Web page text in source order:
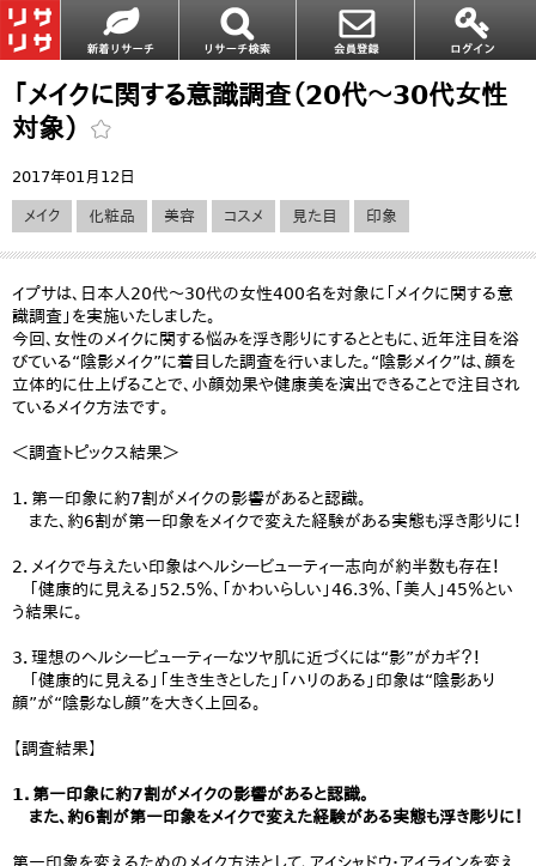
「メイクに関する意識調査（20代～30代女性
対象）
2017年01月12日
メイク 化粧品 美容 コスメ 見た目 印象
イプサは、日本人20代～30代の女性400名を対象に「メイクに関する意
識調査」を実施いたしました。
今回、女性のメイクに関する悩みを浮き彫りにするとともに、近年注目を浴
びている“陰影メイク”に着目した調査を行いました。“陰影メイク”は、顔を
立体的に仕上げることで、小顔効果や健康美を演出できることで注目され
ているメイク方法です。
＜調査トピックス結果＞
1．第一印象に約7割がメイクの影響があると認識。
また、約6割が第一印象をメイクで変えた経験がある実態も浮き彫りに！
2．メイクで与えたい印象はヘルシービューティー志向が約半数も存在！
「健康的に見える」52.5％、「かわいらしい」46.3％、「美人」45％とい
う結果に。
3．理想のヘルシービューティーなツヤ肌に近づくには“影”がカギ？！
「健康的に見える」「生き生きとした」「ハリのある」印象は“陰影あり
顔”が“陰影なし顔”を大きく上回る。
【調査結果】
1．第一印象に約7割がメイクの影響があると認識。
また、約6割が第一印象をメイクで変えた経験がある実態も浮き彫りに！